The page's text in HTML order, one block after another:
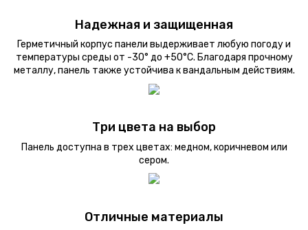
Надежная и защищенная
Герметичный корпус панели выдерживает любую погоду и
температуры среды от -30° до +50°C. Благодаря прочному
металлу, панель также устойчива к вандальным действиям.
Три цвета на выбор
Панель доступна в трех цветах: медном, коричневом или
сером.
Отличные материалы